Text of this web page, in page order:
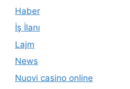
Haber
İş İlanı
Lajm
News
Nuovi casino online